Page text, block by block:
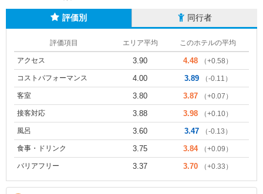
評価別 同行者
評価項目 エリア平均 このホテルの平均
アクセス 3.90 4.48 （+0.58）
コストパフォーマンス 4.00 3.89 （-0.11）
客室 3.80 3.87 （+0.07）
接客対応 3.88 3.98 （+0.10）
風呂 3.60 3.47 （-0.13）
食事・ドリンク 3.75 3.84 （+0.09）
バリアフリー 3.37 3.70 （+0.33）